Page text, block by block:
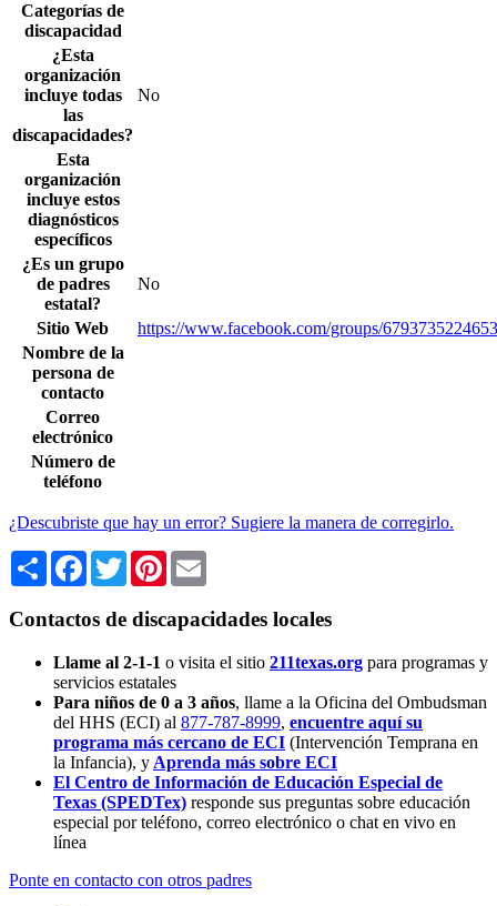
Categorías de
discapacidad
¿Esta
organización
incluye todas
las
discapacidades?
No
Esta
organización
incluye estos
diagnósticos
específicos
¿Es un grupo
de padres
estatal?
No
Sitio Web
https://www.facebook.com/groups/
Nombre de la
persona de
contacto
Correo
electrónico
Número de
teléfono
¿Descubriste que hay un error? Sugiere la manera de corregirlo.
Share Facebook
TwitterPinterest
Contactos de discapacidades locales
Llame al 2-1-1 o visita el sitio 211texas.org para programas y
servicios estatales
Para niños de 0 a 3 años, llame a la Oficina del Ombudsman
del HHS (ECI) al 877-787-8999, encuentre aquí su
programa más cercano de ECI (Intervención Temprana en
la Infancia), y Aprenda más sobre ECI
El Centro de Información de Educación Especial de
Texas (SPEDTex) responde sus preguntas sobre educación
especial por teléfono, correo electrónico o chat en vivo en
línea
Ponte en contacto con otros padres